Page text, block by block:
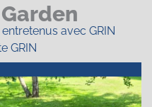
avec GRIN
GRIN